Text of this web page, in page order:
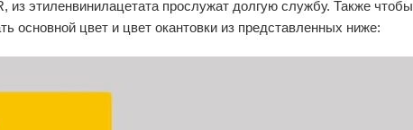
из этиленвинилацетата прослужат долгую службу. Также чтобы
основной цвет и цвет окантовки из представленных ниже: